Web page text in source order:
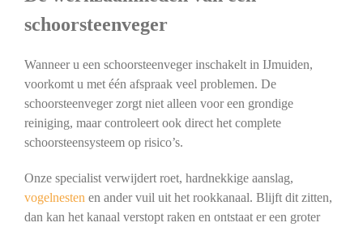
schoorsteenveger
Wanneer u een schoorsteenveger inschakelt in IJmuiden,
voorkomt u met één afspraak veel problemen. De
schoorsteenveger zorgt niet alleen voor een grondige
reiniging, maar controleert ook direct het complete
schoorsteensysteem op risico’s.
Onze specialist verwijdert roet, hardnekkige aanslag,
vogelnesten en ander vuil uit het rookkanaal. Blijft dit zitten,
dan kan het kanaal verstopt raken en ontstaat er een groter